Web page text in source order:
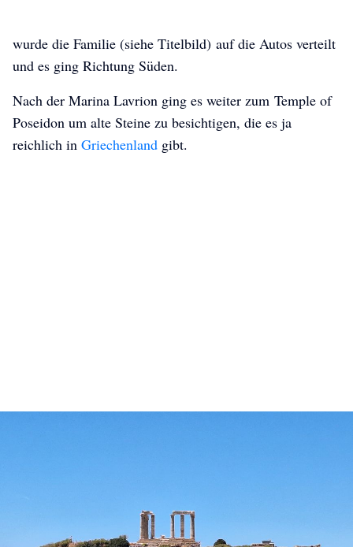
wurde die Familie (siehe Titelbild) auf die Autos verteilt
und es ging Richtung Süden.
Nach der Marina Lavrion ging es weiter zum Temple of
Poseidon um alte Steine zu besichtigen, die es ja
reichlich in Griechenland gibt.